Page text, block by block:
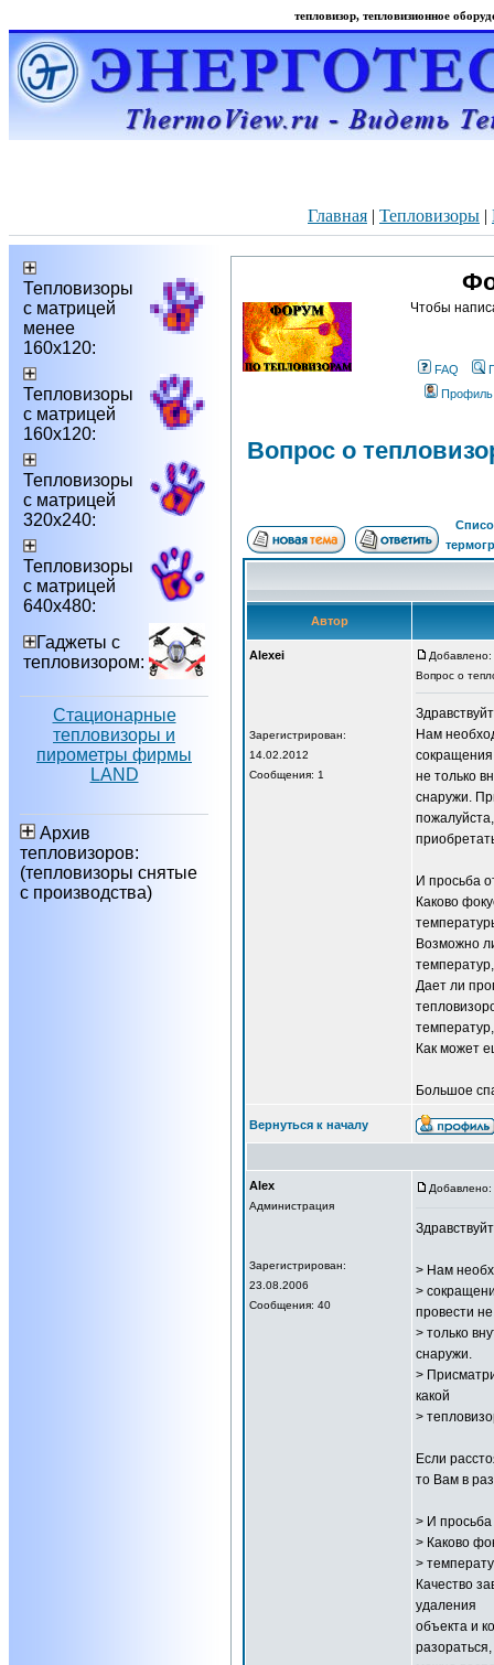
тепловизор, тепловизионное
Главная | Тепловизоры |
Тепловизоры
с матрицей
менее
160х120:
Тепловизоры
с матрицей
160х120:
Тепловизоры
с матрицей
320х240:
Тепловизоры
с матрицей
640х480:
Гаджеты с
тепловизором:
Стационарные
тепловизоры и
пирометры фирмы
LAND
Архив
тепловизоров:
(тепловизоры снятые
с производства)
Чтобы
FAQ
Профиль
Вопрос о
Автор
Alexei
Зарегистрирован:
14.02.2012
Сообщения: 1
Вопрос о
Нам
не только
снаружи.
И просьба
Каково
Возможно
Дает ли
Как может
Большое
Вернуться к началу
Alex
Администрация
Зарегистрирован:
23.08.2006
Сообщения: 40
> Нам
>
провести не
> только
снаружи.
>
какой
>
Если
то Вам в
> И
> Каково
>
Качество
удаления
объекта и
разораться,